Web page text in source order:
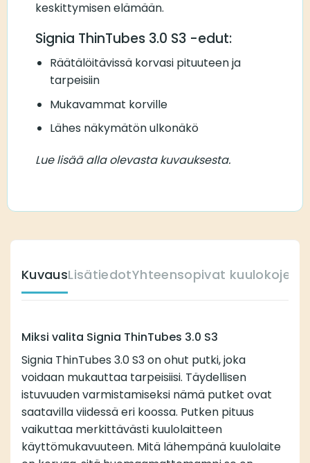
keskittymisen elämään.
Signia ThinTubes 3.0 S3 -edut:
Räätälöitävissä korvasi pituuteen ja
tarpeisiin
Mukavammat korville
Lähes näkymätön ulkonäkö
Lue lisää alla olevasta kuvauksesta.
KuvausLisätiedotYhteensopivat kuulokojeet
Miksi valita Signia ThinTubes 3.0 S3
Signia ThinTubes 3.0 S3 on ohut putki, joka
voidaan mukauttaa tarpeisiisi. Täydellisen
istuvuuden varmistamiseksi nämä putket ovat
saatavilla viidessä eri koossa. Putken pituus
vaikuttaa merkittävästi kuulolaitteen
käyttömukavuuteen. Mitä lähempänä kuulolaite